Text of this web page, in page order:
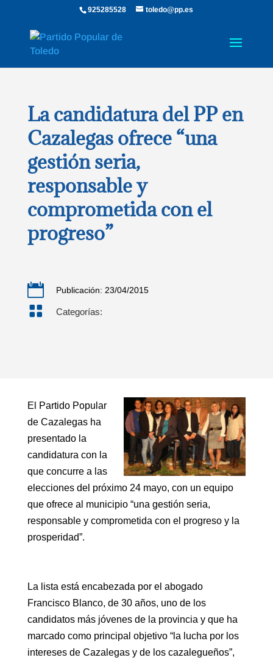
925285528 toledo@pp.es
La candidatura del PP en
Cazalegas ofrece “una
gestión seria,
responsable y
comprometida con el
progreso”
 Publicación: 23/04/2015
 Categorías:
El Partido Popular
de Cazalegas ha
presentado la
candidatura con la
que concurre a las
elecciones del próximo 24 mayo, con un equipo
que ofrece al municipio “una gestión seria,
responsable y comprometida con el progreso y la
prosperidad”.
La lista está encabezada por el abogado
Francisco Blanco, de 30 años, uno de los
candidatos más jóvenes de la provincia y que ha
marcado como principal objetivo “la lucha por los
intereses de Cazalegas y de los cazalegueños”,